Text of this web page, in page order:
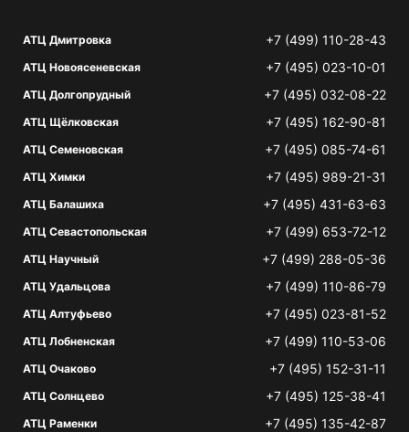
АТЦ Дмитровка +7 (499) 110-28-43
АТЦ Новоясеневская +7 (495) 023-10-01
АТЦ Долгопрудный +7 (495) 032-08-22
АТЦ Щёлковская +7 (495) 162-90-81
АТЦ Семеновская +7 (495) 085-74-61
АТЦ Химки +7 (495) 989-21-31
АТЦ Балашиха +7 (495) 431-63-63
АТЦ Севастопольская +7 (499) 653-72-12
АТЦ Научный +7 (499) 288-05-36
АТЦ Удальцова +7 (499) 110-86-79
АТЦ Алтуфьево +7 (495) 023-81-52
АТЦ Лобненская +7 (499) 110-53-06
АТЦ Очаково +7 (495) 152-31-11
АТЦ Солнцево +7 (495) 125-38-41
АТЦ Раменки +7 (495) 135-42-87